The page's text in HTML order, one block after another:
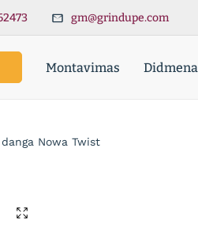
gm@grindupe.com
Montavimas Didmena
Nowa Twist